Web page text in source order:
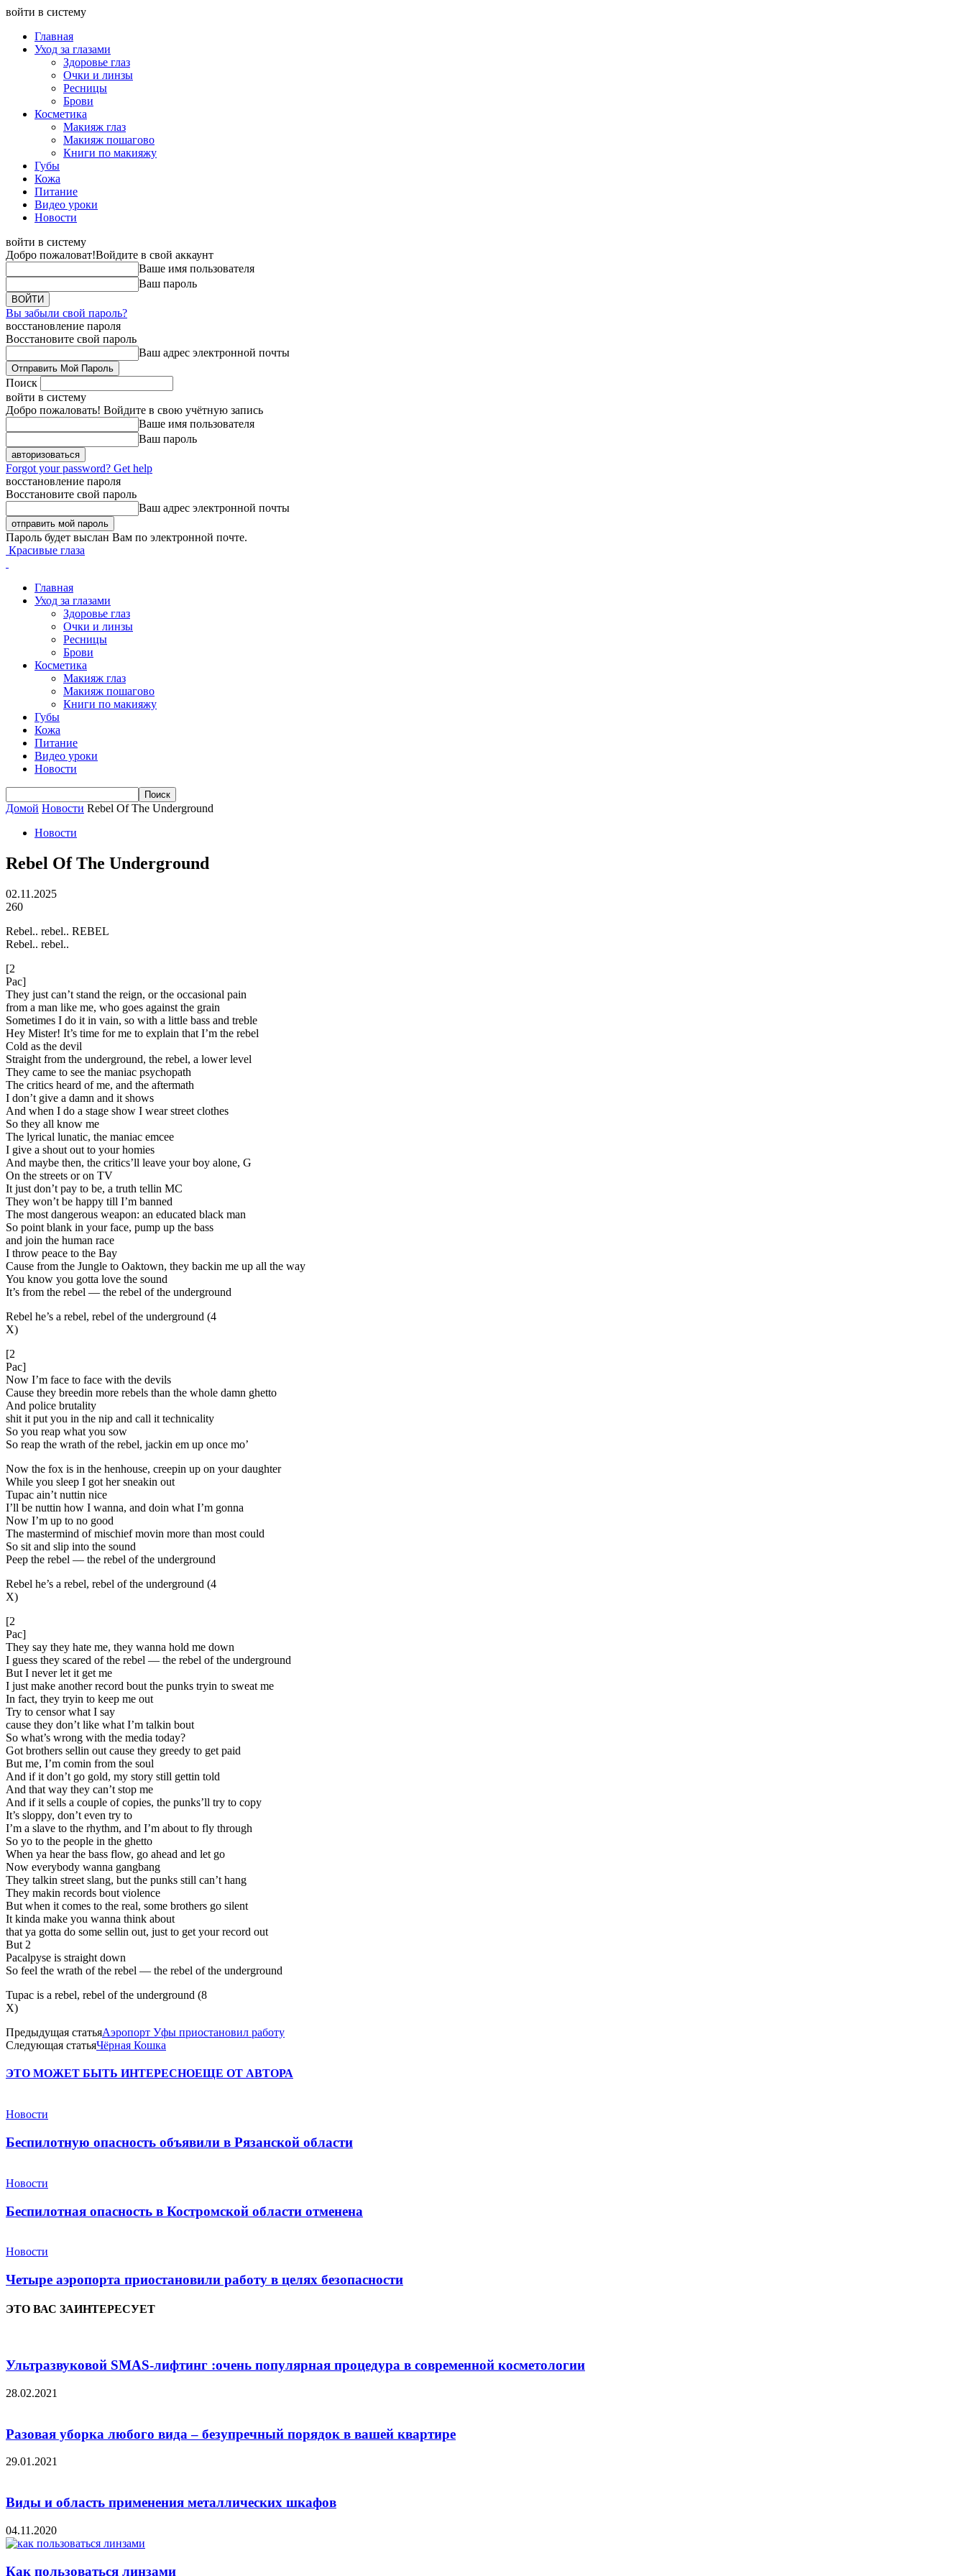
войти в систему
Главная
Уход за глазами
Здоровье глаз
Очки и линзы
Ресницы
Брови
Косметика
Макияж глаз
Макияж пошагово
Книги по макияжу
Губы
Кожа
Питание
Видео уроки
Новости
войти в систему
Добро пожаловат!Войдите в свой аккаунт
Ваше имя пользователя
Ваш пароль
Вы забыли свой пароль?
восстановление пароля
Восстановите свой пароль
Ваш адрес электронной почты
Поиск
войти в систему
Добро пожаловать! Войдите в свою учётную запись
Ваше имя пользователя
Ваш пароль
Forgot your password? Get help
восстановление пароля
Восстановите свой пароль
Ваш адрес электронной почты
Пароль будет выслан Вам по электронной почте.
Красивые глаза
Главная
Уход за глазами
Здоровье глаз
Очки и линзы
Ресницы
Брови
Косметика
Макияж глаз
Макияж пошагово
Книги по макияжу
Губы
Кожа
Питание
Видео уроки
Новости
Домой Новости Rebel Of The Underground
Новости
Rebel Of The Underground
02.11.2025
260
Rebel.. rebel.. REBEL
Rebel.. rebel..
[2
Pac]
They just can’t stand the reign, or the occasional pain
from a man like me, who goes against the grain
Sometimes I do it in vain, so with a little bass and treble
Hey Mister! It’s time for me to explain that I’m the rebel
Cold as the devil
Straight from the underground, the rebel, a lower level
They came to see the maniac psychopath
The critics heard of me, and the aftermath
I don’t give a damn and it shows
And when I do a stage show I wear street clothes
So they all know me
The lyrical lunatic, the maniac emcee
I give a shout out to your homies
And maybe then, the critics’ll leave your boy alone, G
On the streets or on TV
It just don’t pay to be, a truth tellin MC
They won’t be happy till I’m banned
The most dangerous weapon: an educated black man
So point blank in your face, pump up the bass
and join the human race
I throw peace to the Bay
Cause from the Jungle to Oaktown, they backin me up all the way
You know you gotta love the sound
It’s from the rebel — the rebel of the underground
Rebel he’s a rebel, rebel of the underground (4
X)
[2
Pac]
Now I’m face to face with the devils
Cause they breedin more rebels than the whole damn ghetto
And police brutality
shit it put you in the nip and call it technicality
So you reap what you sow
So reap the wrath of the rebel, jackin em up once mo’
Now the fox is in the henhouse, creepin up on your daughter
While you sleep I got her sneakin out
Tupac ain’t nuttin nice
I’ll be nuttin how I wanna, and doin what I’m gonna
Now I’m up to no good
The mastermind of mischief movin more than most could
So sit and slip into the sound
Peep the rebel — the rebel of the underground
Rebel he’s a rebel, rebel of the underground (4
X)
[2
Pac]
They say they hate me, they wanna hold me down
I guess they scared of the rebel — the rebel of the underground
But I never let it get me
I just make another record bout the punks tryin to sweat me
In fact, they tryin to keep me out
Try to censor what I say
cause they don’t like what I’m talkin bout
So what’s wrong with the media today?
Got brothers sellin out cause they greedy to get paid
But me, I’m comin from the soul
And if it don’t go gold, my story still gettin told
And that way they can’t stop me
And if it sells a couple of copies, the punks’ll try to copy
It’s sloppy, don’t even try to
I’m a slave to the rhythm, and I’m about to fly through
So yo to the people in the ghetto
When ya hear the bass flow, go ahead and let go
Now everybody wanna gangbang
They talkin street slang, but the punks still can’t hang
They makin records bout violence
But when it comes to the real, some brothers go silent
It kinda make you wanna think about
that ya gotta do some sellin out, just to get your record out
But 2
Pacalpyse is straight down
So feel the wrath of the rebel — the rebel of the underground
Tupac is a rebel, rebel of the underground (8
X)
Предыдущая статьяАэропорт Уфы приостановил работу
Следующая статьяЧёрная Кошка
ЭТО МОЖЕТ БЫТЬ ИНТЕРЕСНОЕЩЕ ОТ АВТОРА
Новости
Беспилотную опасность объявили в Рязанской области
Новости
Беспилотная опасность в Костромской области отменена
Новости
Четыре аэропорта приостановили работу в целях безопасности
ЭТО ВАС ЗАИНТЕРЕСУЕТ
Ультразвуковой SMAS-лифтинг :очень популярная процедура в современной косметологии
28.02.2021
Разовая уборка любого вида – безупречный порядок в вашей квартире
29.01.2021
Виды и область применения металлических шкафов
04.11.2020
Как пользоваться линзами